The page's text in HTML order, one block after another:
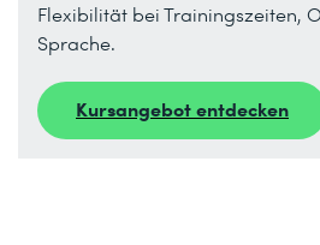
Flexibilität bei Trainingszeiten,
Sprache.
Kursangebot entdecken